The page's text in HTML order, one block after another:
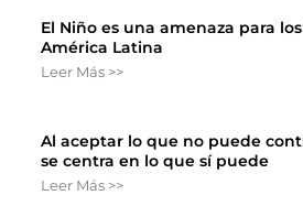
El Niño es una amenaza para
América Latina
Leer Más >>
Al aceptar lo que no puede
se centra en lo que sí puede
Leer Más >>